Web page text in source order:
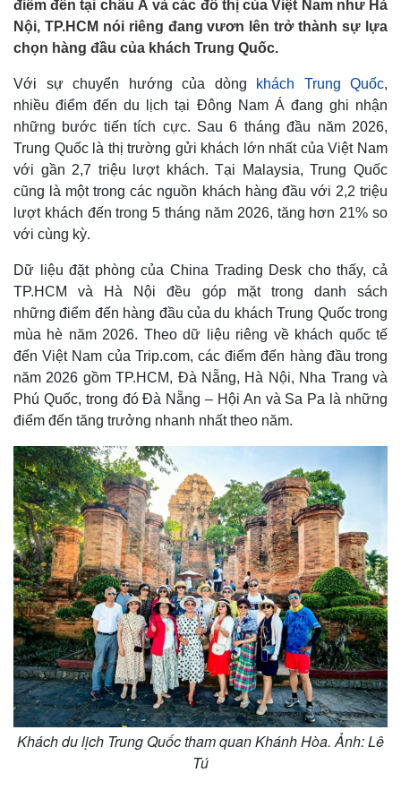
điểm đến tại châu Á và các đô thị của Việt Nam như Hà
Nội, TP.HCM nói riêng đang vươn lên trở thành sự lựa
chọn hàng đầu của khách Trung Quốc.
Với sự chuyển hướng của dòng khách Trung Quốc,
nhiều điểm đến du lịch tại Đông Nam Á đang ghi nhận
những bước tiến tích cực. Sau 6 tháng đầu năm 2026,
Trung Quốc là thị trường gửi khách lớn nhất của Việt Nam
với gần 2,7 triệu lượt khách. Tại Malaysia, Trung Quốc
cũng là một trong các nguồn khách hàng đầu với 2,2 triệu
lượt khách đến trong 5 tháng năm 2026, tăng hơn 21% so
với cùng kỳ.
Dữ liệu đặt phòng của China Trading Desk cho thấy, cả
TP.HCM và Hà Nội đều góp mặt trong danh sách
những điểm đến hàng đầu của du khách Trung Quốc trong
mùa hè năm 2026. Theo dữ liệu riêng về khách quốc tế
đến Việt Nam của Trip.com, các điểm đến hàng đầu trong
năm 2026 gồm TP.HCM, Đà Nẵng, Hà Nội, Nha Trang và
Phú Quốc, trong đó Đà Nẵng – Hội An và Sa Pa là những
điểm đến tăng trưởng nhanh nhất theo năm.
Khách du lịch Trung Quốc tham quan Khánh Hòa. Ảnh: Lê
Tú